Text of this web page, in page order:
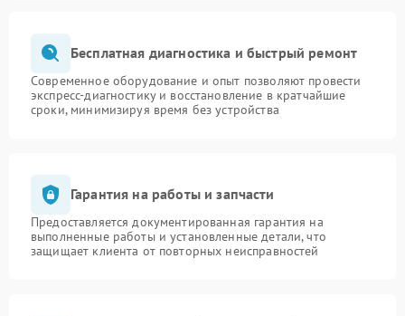
Бесплатная диагностика и быстрый ремонт
Современное оборудование и опыт позволяют провести
экспресс-диагностику и восстановление в кратчайшие
сроки, минимизируя время без устройства
Гарантия на работы и запчасти
Предоставляется документированная гарантия на
выполненные работы и установленные детали, что
защищает клиента от повторных неисправностей